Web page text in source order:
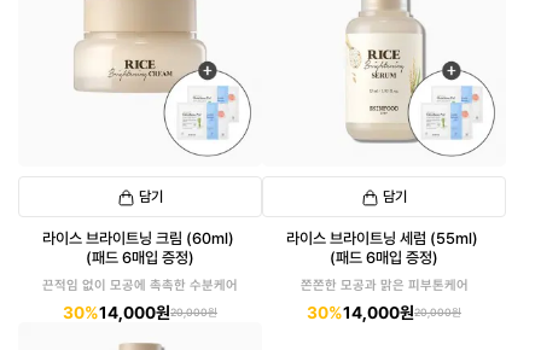
담기
라이스 브라이트닝 크림 (60ml)
(패드 6매입 증정)
끈적임 없이 모공에 촉촉한 수분케어
30%14,000원20,000원
담기
라이스 브라이트닝 세럼 (55ml)
(패드 6매입 증정)
쫀쫀한 모공과 맑은 피부톤케어
30%14,000원20,000원